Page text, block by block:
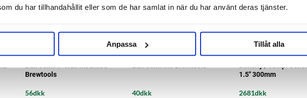
du har tillhandahållit eller som de har samlat in när du har använt deras tjänster.
Anpassa Tillåt alla
Brewtools
56dkk 40dkk
1.5" 300mm
2681dkk